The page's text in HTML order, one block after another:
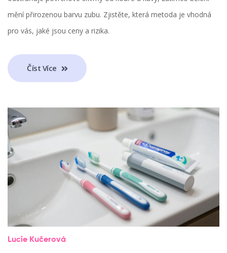
mění přirozenou barvu zubu. Zjistěte, která metoda je vhodná
pro vás, jaké jsou ceny a rizika.
Číst Více
Lucie Kučerová